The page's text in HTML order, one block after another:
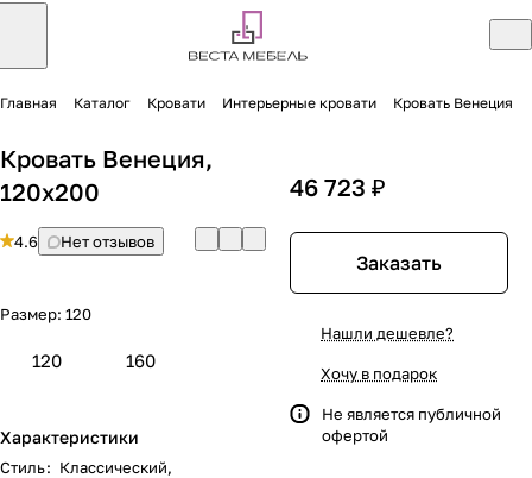
Главная Каталог Кровати Интерьерные кровати Кровать Венеция
Кровать Венеция,
120х200
4.6 Нет отзывов
Размер: 120
120 160
Характеристики
Стиль: Классический,
46 723 ₽
Заказать
Нашли дешевле?
Хочу в подарок
Не является публичной
офертой